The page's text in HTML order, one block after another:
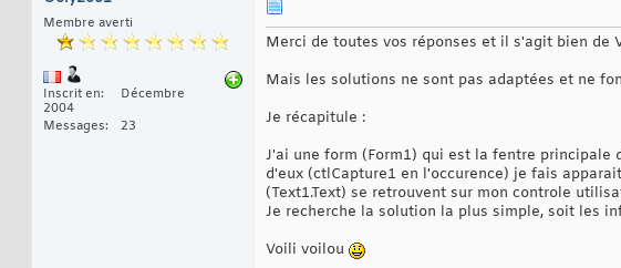
Membre averti
Inscrit en
Décembre
2004
Messages
23
Merci de toutes vos réponses et il s'agit bien de
Mais les solutions ne sont pas adaptées et ne
Je récapitule :
J'ai une form (Form1) qui est la fentre principale
d'eux (ctlCapture1 en l'occurence) je fais
(Text1.Text) se retrouvent sur mon controle
Je recherche la solution la plus simple, soit les
Voili voilou